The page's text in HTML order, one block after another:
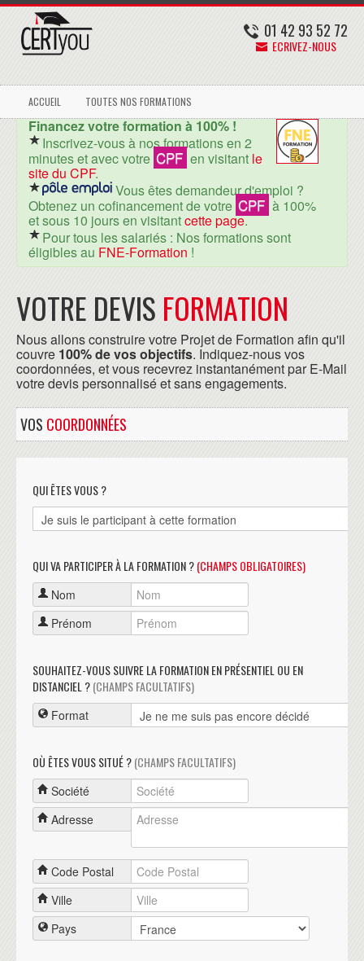
01 42 93 52 72
ECRIVEZ-NOUS
ACCUEIL TOUTES NOS FORMATIONS
Financez votre formation à 100% !
Inscrivez-vous à nos formations en 2
minutes et avec votre CPF en visitant le
site du CPF.
Vous êtes demandeur d'emploi ?
Obtenez un cofinancement de votre CPF à 100%
et sous 10 jours en visitantcette page.
Pour tous les salariés : Nos formations sont
éligibles au FNE-Formation !
VOTRE DEVIS FORMATION
Nous allons construire votre Projet de Formation afin qu'il
couvre 100% de vos objectifs. Indiquez-nous vos
coordonnées, et vous recevrez instantanément par E-Mail
votre devis personnalisé et sans engagements.
VOS COORDONNÉES
QUI ÊTES VOUS ?
QUI VA PARTICIPER À LA FORMATION ?(CHAMPS OBLIGATOIRES)
Nom
Prénom
SOUHAITEZ-VOUS SUIVRE LA FORMATION EN PRÉSENTIEL OU EN
DISTANCIEL ?(CHAMPS FACULTATIFS)
Format
OÙ ÊTES VOUS SITUÉ ?(CHAMPS FACULTATIFS)
Société
Adresse
Code Postal
Ville
Pays